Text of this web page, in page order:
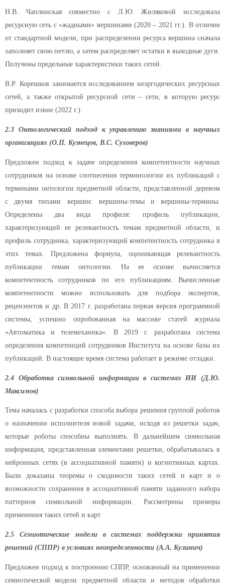
Н.В. Чаплинская совместно с Л.Ю. Жиляковой исследовала
ресурсную сеть с «жадными» вершинами (2020 – 2021 гг.). В отличие
от стандартной модели, при распределении ресурса вершина сначала
заполняет свою петлю, а затем распределяет остатки в выходные дуги.
Получены предельные характеристики таких сетей.
В.Р. Корешков занимается исследованием неэргодических ресурсных
сетей, а также открытой ресурсной сети – сети, в которую ресурс
приходит извне (2022 г.).
2.3 Онтологический подход к управлению знаниями в научных
организациях (О.П. Кузнецов, В.С. Суховеров)
Предложен подход к задаче определения компетентности научных
сотрудников на основе соотнесения терминологии их публикаций с
терминами онтологии предметной области, представленной деревом
с двумя типами вершин: вершины-темы и вершины-термины.
Определены два вида профиля: профиль публикации,
характеризующий ее релевантность темам предметной области, и
профиль сотрудника, характеризующий компетентность сотрудника в
этих темах. Предложена формула, оценивающая релевантность
публикации темам онтологии. На ее основе вычисляется
компетентность сотрудников по его публикациям. Вычисленные
компетентности можно использовать для подбора экспертов,
рецензентов и др. В 2017 г. разработана первая версия программной
системы, успешно опробованная на массиве статей журнала
«Автоматика и телемеханика». В 2019 г. разработана система
определения компетенций сотрудников Института на основе базы их
публикаций. В настоящее время система работает в режиме отладки.
2.4 Обработка символьной информации в системах ИИ (Д.Ю.
Максимов)
Тема началась с разработки способа выбора решения группой роботов
о назначении исполнителя новой задачи, исходя из решетки задач,
которые роботы способны выполнять. В дальнейшем символьная
информация, представленная элементами решетки, обрабатывалась в
нейронных сетях (в ассоциативной памяти) и когнитивных картах.
Были доказаны теоремы о сходимости таких сетей и карт и о
возможности сохранения в ассоциативной памяти заданного набора
паттернов символьной информации. Рассмотрены примеры
применения таких сетей и карт.
2.5 Семиотические модели в системах поддержки принятия
решений (СППР) в условиях неопределенности (А.А. Кулинич)
Предложен подход к построению СППР, основанный на применении
семиотической модели предметной области и методов обработки